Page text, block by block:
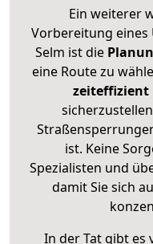
Ein weiterer
Vorbereitung eines
Selm ist die
eine Route zu
zeiteffizient
ist. Keine
Spezialisten und
damit Sie sich
In der Tat gibt es